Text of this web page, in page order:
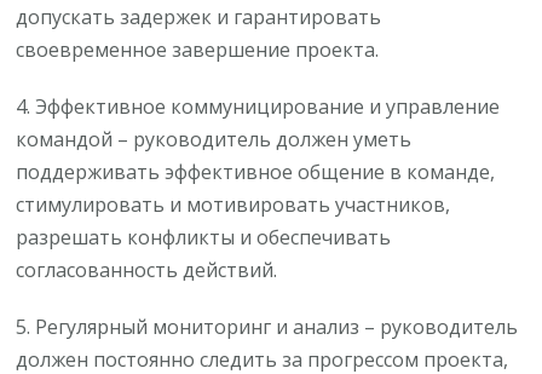
допускать задержек и гарантировать
своевременное завершение проекта.
4. Эффективное коммуницирование и управление
командой – руководитель должен уметь
поддерживать эффективное общение в команде,
стимулировать и мотивировать участников,
разрешать конфликты и обеспечивать
согласованность действий.
5. Регулярный мониторинг и анализ – руководитель
должен постоянно следить за прогрессом проекта,